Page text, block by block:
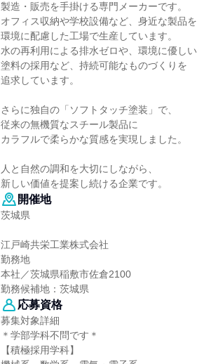
製造・販売を手掛ける専門メーカーです。
オフィス収納や学校設備など、身近な製品を
環境に配慮した工場で生産しています。
水の再利用による排水ゼロや、環境に優しい
塗料の採用など、持続可能なものづくりを
追求しています。
さらに独自の「ソフトタッチ塗装」で、
従来の無機質なスチール製品に
カラフルで柔らかな質感を実現しました。
人と自然の調和を大切にしながら、
新しい価値を提案し続ける企業です。
開催地
茨城県
江戸崎共栄工業株式会社
勤務地
本社／茨城県稲敷市佐倉2100
勤務候補地：茨城県
応募資格
募集対象詳細
＊学部学科不問です＊
【積極採用学科】